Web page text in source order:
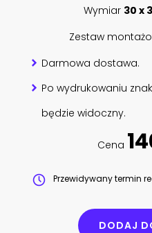
Wymiar 30 x
Zestaw
Darmowa dostawa.
Po wydrukowaniu
będzie widoczny.
Cena
Przewidywany termin
DODAJ